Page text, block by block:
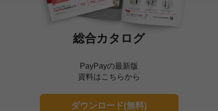
総合カタログ
PayPayの最新版
資料はこちらから
ダウンロード(無料)